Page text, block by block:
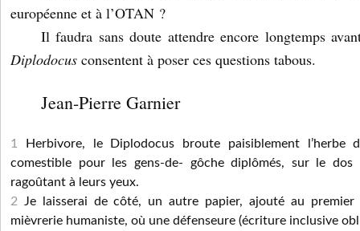
européenne et à l’OTAN ?
Il faudra sans doute attendre encore longtemps
Diplodocus consentent à poser ces questions tabous.
Jean-Pierre Garnier
1
Herbivore, le Diplodocus broute paisiblement l’herbe
comestible pour les gens-de- gôche diplômés, sur le dos
ragoûtant à leurs yeux.
2 Je laisserai de côté, un autre papier, ajouté au
mièvrerie humaniste, où une défenseure (écriture inclusive